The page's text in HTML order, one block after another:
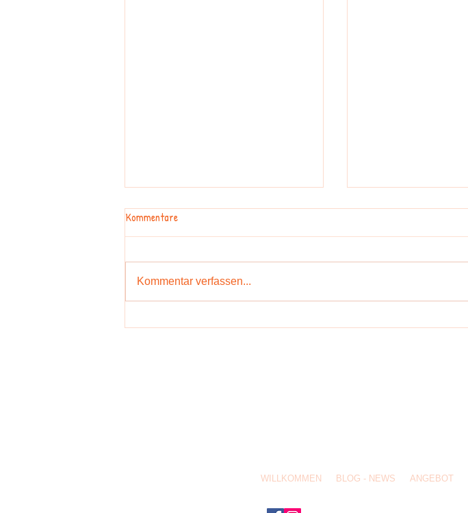
EIN GROSSES DANKESCHÖN...
Kommentare
Kommentar verfassen...
WILLKOMMEN BLOG - NEWS ANGEBOT